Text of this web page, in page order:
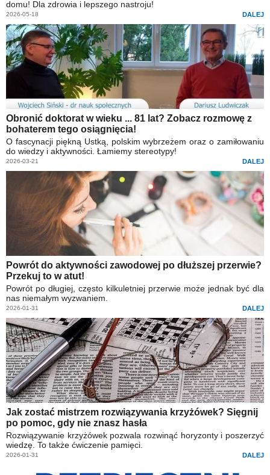
domu! Dla zdrowia i lepszego nastroju!
2026-05-18 DALEJ
Obronić doktorat w wieku ... 81 lat? Zobacz rozmowę z
bohaterem tego osiągnięcia!
O fascynacji piękną Ustką, polskim wybrzeżem oraz o zamiłowaniu
do wiedzy i aktywności. Łamiemy stereotypy!
2026-03-21 DALEJ
Powrót do aktywności zawodowej po dłuższej przerwie?
Przekuj to w atut!
Powrót po długiej, często kilkuletniej przerwie może jednak być dla
nas niemałym wyzwaniem.
2026-01-31 DALEJ
Jak zostać mistrzem rozwiązywania krzyżówek? Sięgnij
po pomoc, gdy nie znasz hasła
Rozwiązywanie krzyżówek pozwala rozwinąć horyzonty i poszerzyć
wiedzę. To także ćwiczenie pamięci.
2026-01-31 DALEJ